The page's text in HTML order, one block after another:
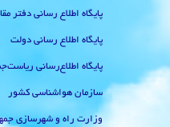
پایگاه اطلاع رسانی دفتر
پایگاه اطلاع رسانی دولت
پایگاه اطلاع‌رسانی
سازمان هواشناسی کشور
وزارت راه و شهرسازی